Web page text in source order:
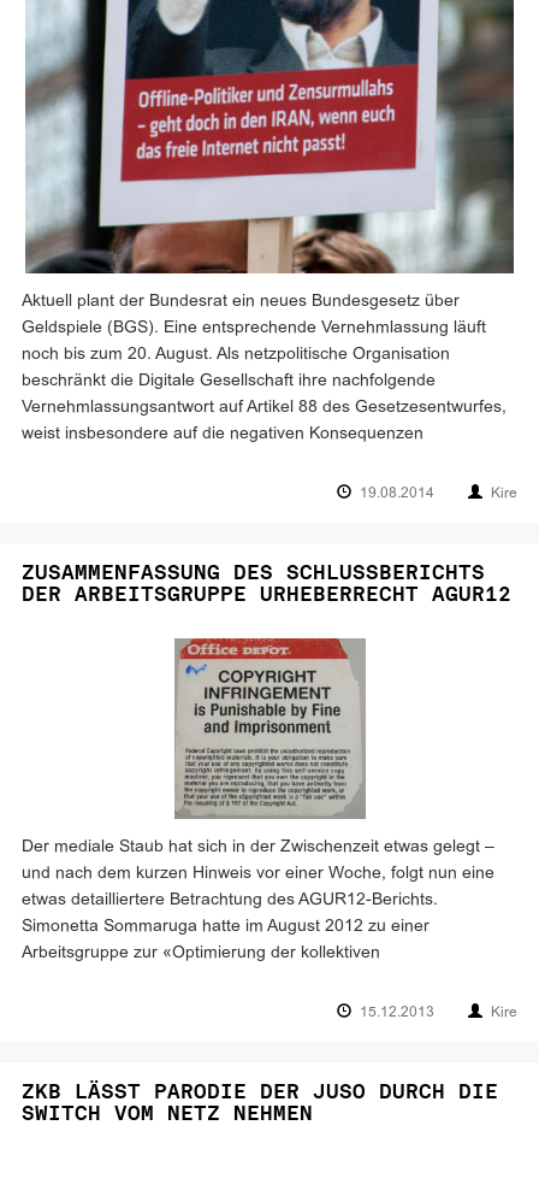
Aktuell plant der Bundesrat ein neues Bundesgesetz über
Geldspiele (BGS). Eine entsprechende Vernehmlassung läuft
noch bis zum 20. August. Als netzpolitische Organisation
beschränkt die Digitale Gesellschaft ihre nachfolgende
Vernehmlassungsantwort auf Artikel 88 des Gesetzesentwurfes,
weist insbesondere auf die negativen Konsequenzen
19.08.2014 Kire
ZUSAMMENFASSUNG DES SCHLUSSBERICHTS
DER ARBEITSGRUPPE URHEBERRECHT AGUR12
Der mediale Staub hat sich in der Zwischenzeit etwas gelegt –
und nach dem kurzen Hinweis vor einer Woche, folgt nun eine
etwas detailliertere Betrachtung des AGUR12-Berichts.
Simonetta Sommaruga hatte im August 2012 zu einer
Arbeitsgruppe zur «Optimierung der kollektiven
15.12.2013 Kire
ZKB LÄSST PARODIE DER JUSO DURCH DIE
SWITCH VOM NETZ NEHMEN